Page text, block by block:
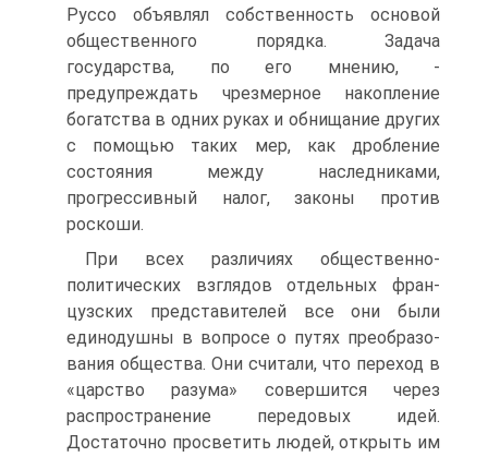
Руссо объявлял собственность основой
общественного порядка. Задача
государства, по его мнению, -
предупреждать чрезмерное накопление
богатства в одних руках и обнищание других
с помощью таких мер, как дробление
состояния между наследниками,
прогрессивный налог, законы против
роскоши.
При всех различиях общественно-
политических взглядов отдельных фран­
цузских представителей все они были
единодушны в вопросе о путях преобразо­
вания общества. Они считали, что переход в
«царство разума» совершится через
распространение передовых идей.
Достаточно просветить людей, открыть им